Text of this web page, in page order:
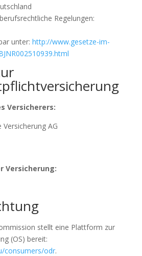
Regelungen:
unter: http://www.gesetze-im-
Versicherers:
AG
Versicherung:
stellt eine Plattform zur
(OS) bereit:
consumers/odr.